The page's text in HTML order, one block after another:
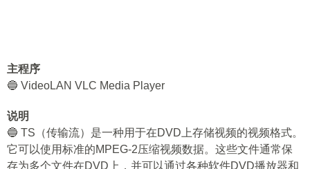
主程序
🔵 VideoLAN VLC Media Player
说明
🔵 TS（传输流）是一种用于在DVD上存储视频的视频格式。
它可以使用标准的MPEG-2压缩视频数据。这些文件通常保
存为多个文件在DVD上，并可以通过各种软件DVD播放器和